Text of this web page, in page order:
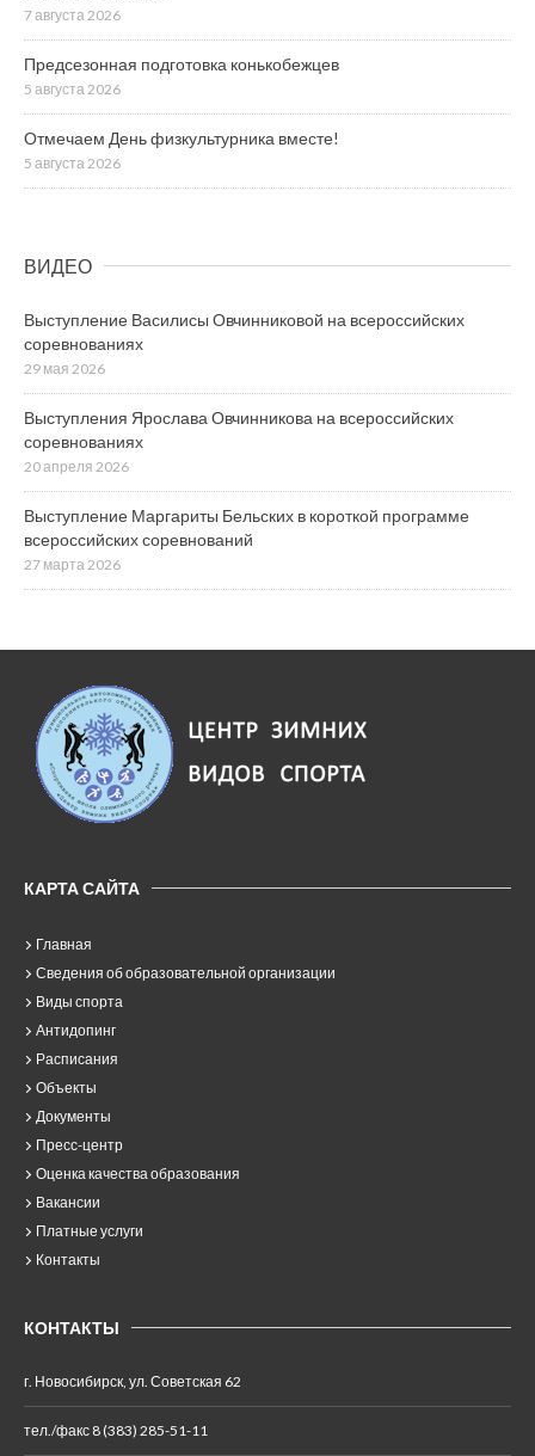
7 августа 2026
Предсезонная подготовка конькобежцев
5 августа 2026
Отмечаем День физкультурника вместе!
5 августа 2026
ВИДЕО
Выступление Василисы Овчинниковой на всероссийских
соревнованиях
29 мая 2026
Выступления Ярослава Овчинникова на всероссийских
соревнованиях
20 апреля 2026
Выступление Маргариты Бельских в короткой программе
всероссийских соревнований
27 марта 2026
КАРТА САЙТА
Главная
Сведения об образовательной организации
Виды спорта
Антидопинг
Расписания
Объекты
Документы
Пресс-центр
Оценка качества образования
Вакансии
Платные услуги
Контакты
КОНТАКТЫ
г. Новосибирск, ул. Советская 62
тел./факс 8 (383) 285-51-11